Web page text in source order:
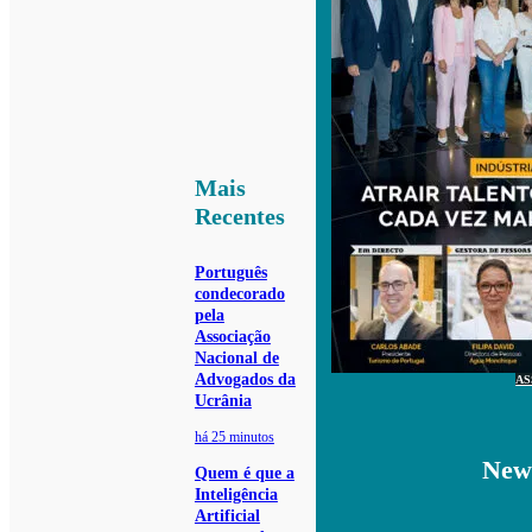
Mais
Recentes
Português
condecorado
pela
Associação
Nacional de
Advogados da
Ucrânia
há 25 minutos
Quem é que a
Inteligência
Artificial